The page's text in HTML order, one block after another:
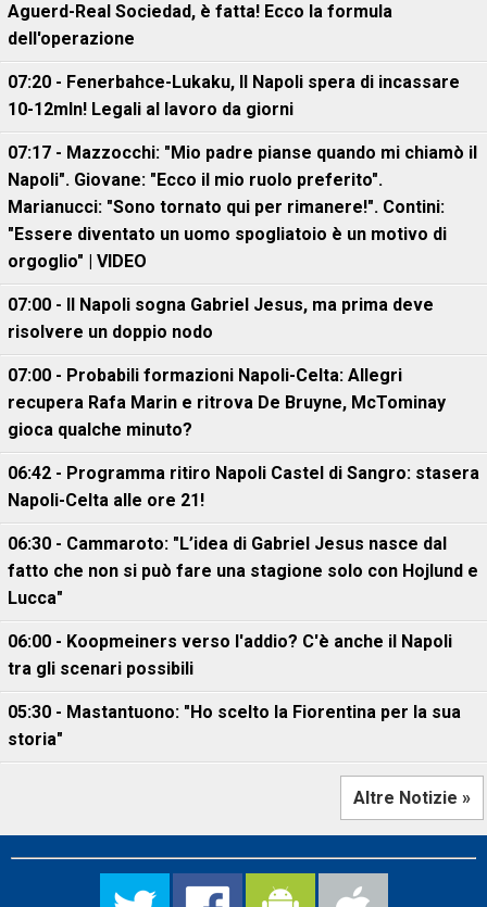
Aguerd-Real Sociedad, è fatta! Ecco la formula
dell'operazione
07:20 - Fenerbahce-Lukaku, ll Napoli spera di incassare
10-12mln! Legali al lavoro da giorni
07:17 - Mazzocchi: "Mio padre pianse quando mi chiamò il
Napoli". Giovane: "Ecco il mio ruolo preferito".
Marianucci: "Sono tornato qui per rimanere!". Contini:
"Essere diventato un uomo spogliatoio è un motivo di
orgoglio" | VIDEO
07:00 - Il Napoli sogna Gabriel Jesus, ma prima deve
risolvere un doppio nodo
07:00 - Probabili formazioni Napoli-Celta: Allegri
recupera Rafa Marin e ritrova De Bruyne, McTominay
gioca qualche minuto?
06:42 - Programma ritiro Napoli Castel di Sangro: stasera
Napoli-Celta alle ore 21!
06:30 - Cammaroto: "L’idea di Gabriel Jesus nasce dal
fatto che non si può fare una stagione solo con Hojlund e
Lucca"
06:00 - Koopmeiners verso l'addio? C'è anche il Napoli
tra gli scenari possibili
05:30 - Mastantuono: "Ho scelto la Fiorentina per la sua
storia"
Altre Notizie »